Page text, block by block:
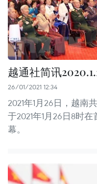
越通社简讯
26/01/2021 12:34
2021年1月26日，越南
于2021年1月26日8时
幕。